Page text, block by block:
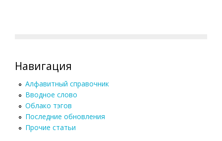
Навигация
Алфавитный справочник
Вводное слово
Облако тэгов
Последние обновления
Прочие статьи